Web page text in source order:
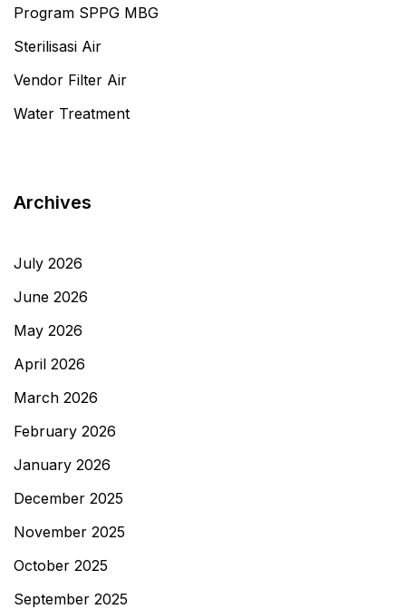
Program SPPG MBG
Sterilisasi Air
Vendor Filter Air
Water Treatment
Archives
July 2026
June 2026
May 2026
April 2026
March 2026
February 2026
January 2026
December 2025
November 2025
October 2025
September 2025